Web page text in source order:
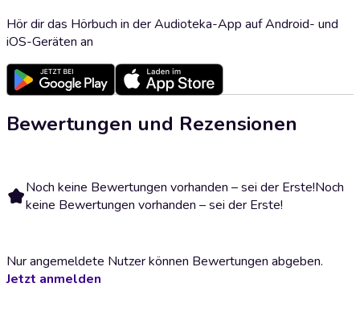
Hör dir das Hörbuch in der Audioteka-App auf Android- und
iOS-Geräten an
Bewertungen und Rezensionen
Noch keine Bewertungen vorhanden – sei der Erste!Noch
keine Bewertungen vorhanden – sei der Erste!
Nur angemeldete Nutzer können Bewertungen abgeben.
Jetzt anmelden